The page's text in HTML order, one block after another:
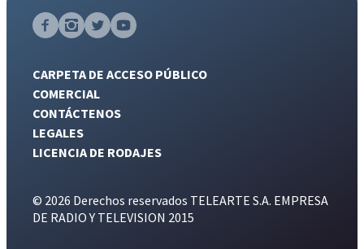
CARPETA DE ACCESO PÚBLICO
COMERCIAL
CONTÁCTENOS
LEGALES
LICENCIA DE RODAJES
© 2026 Derechos reservados TELEARTE S.A. EMPRESA
DE RADIO Y TELEVISION 2015